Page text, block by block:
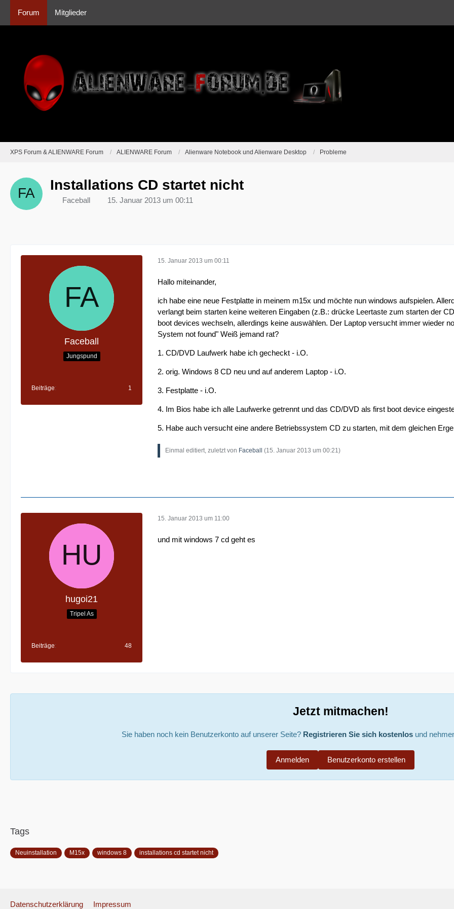
Forum Mitglieder
XPS Forum & ALIENWARE Forum ALIENWARE Forum Alienware Notebook und Alienware Desktop Probleme
Installations CD startet nicht
Faceball 15. Januar 2013 um 00:11
Faceball
Jungspund
Beiträge 1
15. Januar 2013 um 00:11
Hallo miteinander,
ich habe eine neue Festplatte in meinem m15x und möchte nun windows aufspielen.
verlangt beim starten keine weiteren Eingaben (z.B.: drücke Leertaste zum starten der
boot devices wechseln, allerdings keine auswählen. Der Laptop versucht immer wieder
System not found" Weiß jemand rat?
1. CD/DVD Laufwerk habe ich gecheckt - i.O.
2. orig. Windows 8 CD neu und auf anderem Laptop - i.O.
3. Festplatte - i.O.
4. Im Bios habe ich alle Laufwerke getrennt und das CD/DVD als first boot device
5. Habe auch versucht eine andere Betriebssystem CD zu starten, mit dem gleichen
Einmal editiert, zuletzt von Faceball (15. Januar 2013 um 00:21)
hugoi21
Tripel As
Beiträge 48
15. Januar 2013 um 11:00
und mit windows 7 cd geht es
Jetzt mitmachen!
Sie haben noch kein Benutzerkonto auf unserer Seite? Registrieren Sie sich kostenlosund
Benutzerkonto erstellen
Anmelden
Tags
Neuinstallation M15x windows 8 installations cd startet nicht
Datenschutzerklärung Impressum